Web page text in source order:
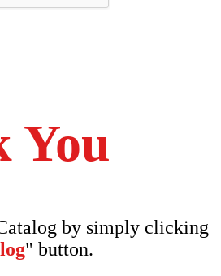
You
by simply clicking
" button.